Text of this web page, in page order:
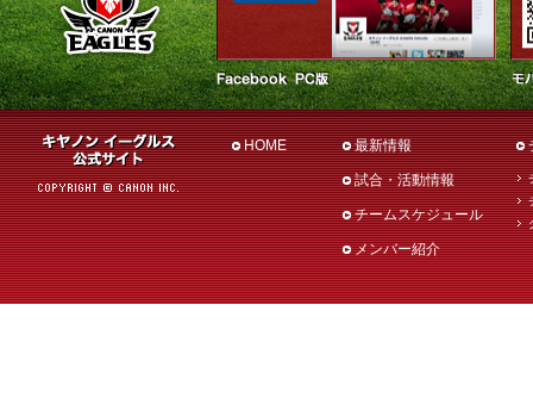
HOME 最新情報
試合・活動情報
チームスケジュール
メンバー紹介